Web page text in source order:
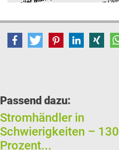
Passend dazu:
Stromhändler in
Schwierigkeiten – 130
Prozent...